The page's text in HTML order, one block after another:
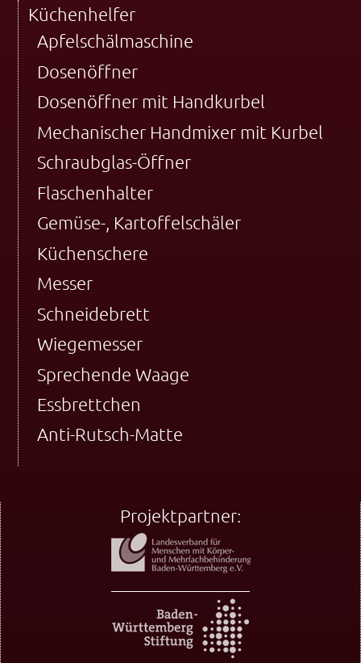
Küchenhelfer
Apfelschälmaschine
Dosenöffner
Dosenöffner mit Handkurbel
Mechanischer Handmixer mit Kurbel
Schraubglas-Öffner
Flaschenhalter
Gemüse-, Kartoffelschäler
Küchenschere
Messer
Schneidebrett
Wiegemesser
Sprechende Waage
Essbrettchen
Anti-Rutsch-Matte
Projektpartner: